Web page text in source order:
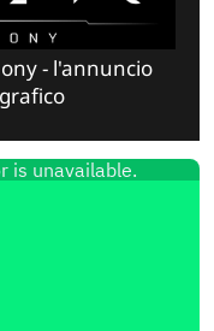
- l'annuncio